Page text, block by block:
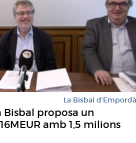
La Bisbal d'Empordà
Bisbal proposa un
amb 1,5 milions